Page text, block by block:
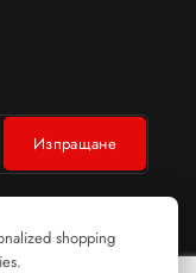
shopping